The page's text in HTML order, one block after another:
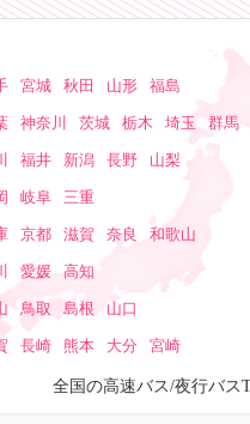
全国の高速バス/夜行バス
宮城 秋田 山形 福島
神奈川 茨城 栃木 埼玉 群馬
福井 新潟 長野 山梨
岐阜 三重
京都 滋賀 奈良 和歌山
愛媛 高知
鳥取 島根 山口
長崎 熊本 大分 宮崎